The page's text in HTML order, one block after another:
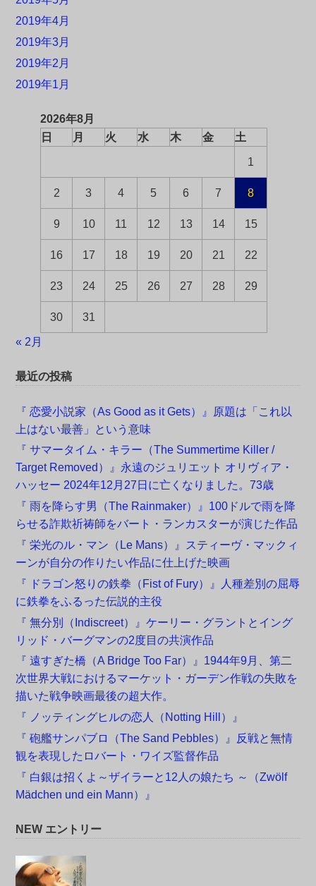
2019年4月
2019年3月
2019年2月
2019年1月
2026年8月
日
月 火 水 木 金 土
1
2 3 4 5 6 7 8
9 10 11 12 13 14 15
16 17 18 19 20 21 22
23 24 25 26 27 28 29
30 31
« 2月
最近の投稿
『 恋愛小説家（As Good as it Gets）』原題は「これ以
上はない最善」という意味
『 サマータイム・キラー（The Summertime Killer /
Target Removed）』永遠のジュリエット オリヴィア・
ハッセー 2024年12月27日に亡くなりました。73歳
『 雨を降らす男（The Rainmaker）』100ドルで雨を降
らせる詐欺祈祷師をバート・ランカスターが演じた作品
『 栄光のル・マン（Le Mans）』スティーヴ・マックィ
ーンが自分の作りたい作品に仕上げた映画
『 ドラゴン怒りの鉄拳（Fist of Fury）』人種差別の屈辱
に鉄拳をふるった伝説的主役
『 無分別（Indiscreet）』ケーリー・グラントとイング
リッド・バーグマンの2度目の共演作品
『 遠すぎた橋（A Bridge Too Far）』1944年9月、第二
次世界大戦におけるマーケット・ガーデン作戦の失敗を
描いた戦争映画最後の超大作。
『 ノッティングヒルの恋人（Notting Hill）』
『 砲艦サンパブロ（The Sand Pebbles）』反戦と無情
観を表現したロバート・ワイズ監督作品
『 白銀は招くよ～ザイラーと12人の娘たち ～（Zwölf
Mädchen und ein Mann）』
NEW エントリー